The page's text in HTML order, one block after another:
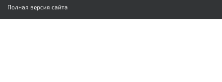
Полная версия сайта